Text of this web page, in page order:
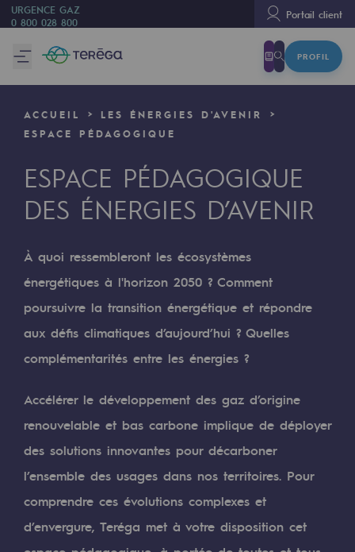
URGENCE GAZ
0 800 028 800
Portail client
PROFIL
Nous sommes
80 ans d'histoire
Teréga
Accélérateur de la transition énergétique
Un réseau local et européen
Une organisation adaptative et ouverte
Une organisation adaptative et
Digitalisation
Notre culture et nos valeurs
Une organisation certifiée
Notre organisation
Notre organisation
ACCUEIL
LES ÉNERGIES D'AVENIR
ESPACE PÉDAGOGIQUE
ESPACE PÉDAGOGIQUE
DES ÉNERGIES D’AVENIR
À quoi ressembleront les écosystèmes
énergétiques à l'horizon 2050 ? Comment
poursuivre la transition énergétique et répondre
aux défis climatiques d’aujourd’hui ? Quelles
complémentarités entre les énergies ?
Accélérer le développement des gaz d’origine
renouvelable et bas carbone implique de déployer
des solutions innovantes pour décarboner
l’ensemble des usages dans nos territoires. Pour
comprendre ces évolutions complexes et
d’envergure, Teréga met à votre disposition cet